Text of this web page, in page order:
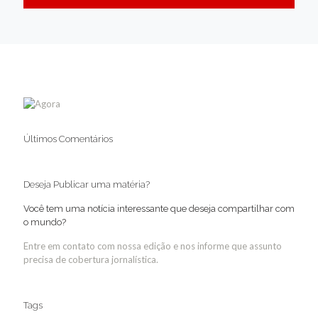
Últimos Comentários
Deseja Publicar uma matéria?
Você tem uma notícia interessante que deseja compartilhar com
o mundo?
Entre em contato com nossa edição e nos informe que assunto
precisa de cobertura jornalística.
Tags